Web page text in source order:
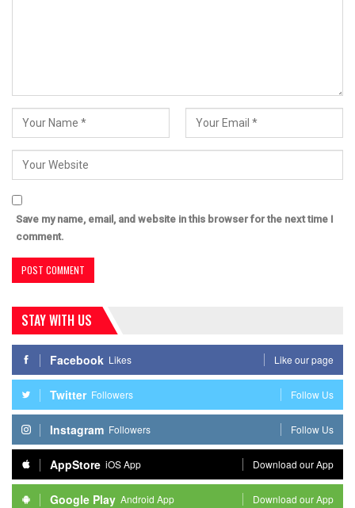
Save my name, email, and website in this browser for the next time I
comment.
STAY WITH US
Facebook Likes Like our page
Twitter Followers Follow Us
Instagram Followers Follow Us
AppStore iOS App Download our App
Google Play Android App Download our App